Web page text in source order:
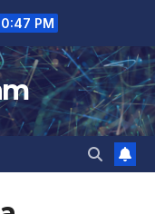
PM